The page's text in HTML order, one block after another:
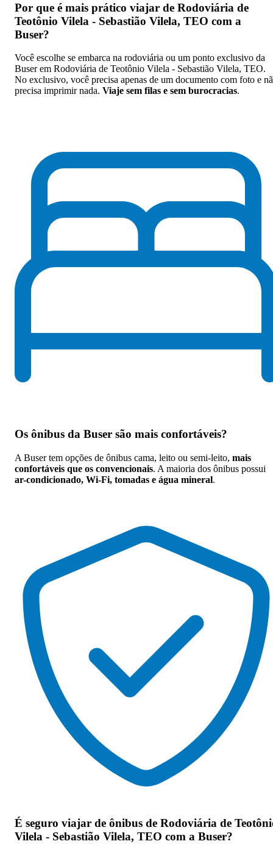
Por que é mais prático viajar de Rodoviária de
Teotônio Vilela - Sebastião Vilela, TEO com a
Buser?
Você escolhe se embarca na rodoviária ou um ponto exclusivo da
Buser em Rodoviária de Teotônio Vilela - Sebastião Vilela, TEO.
No exclusivo, você precisa apenas de um documento com foto e
precisa imprimir nada. Viaje sem filas e sem burocracias.
Os ônibus da Buser são mais confortáveis?
A Buser tem opções de ônibus cama, leito ou semi-leito, mais
confortáveis que os convencionais. A maioria dos ônibus possui
ar-condicionado, Wi-Fi, tomadas e água mineral.
É seguro viajar de ônibus de Rodoviária de
Vilela - Sebastião Vilela, TEO com a Buser?